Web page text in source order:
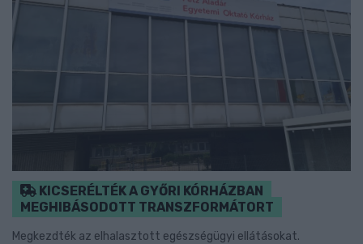
KICSERÉLTÉK A GYŐRI KÓRHÁZBAN
MEGHIBÁSODOTT TRANSZFORMÁTORT
Megkezdték az elhalasztott egészségügyi ellátásokat.